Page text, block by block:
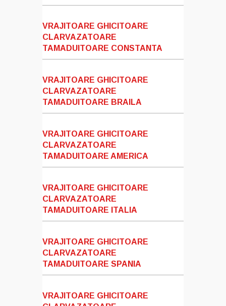
VRAJITOARE GHICITOARE
CLARVAZATOARE
TAMADUITOARE CONSTANTA
VRAJITOARE GHICITOARE
CLARVAZATOARE
TAMADUITOARE BRAILA
VRAJITOARE GHICITOARE
CLARVAZATOARE
TAMADUITOARE AMERICA
VRAJITOARE GHICITOARE
CLARVAZATOARE
TAMADUITOARE ITALIA
VRAJITOARE GHICITOARE
CLARVAZATOARE
TAMADUITOARE SPANIA
VRAJITOARE GHICITOARE